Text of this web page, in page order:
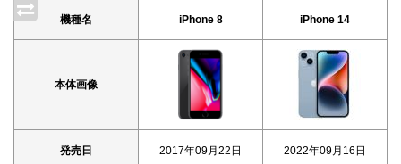
機種名 iPhone 8 iPhone 14
本体画像
発売日 2017年09月22日 2022年09月16日